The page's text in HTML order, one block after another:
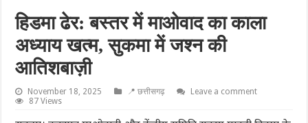
हिडमा ढेर: बस्तर में माओवाद का काला
अध्याय खत्म, सुकमा में जश्न की
आतिशबाज़ी
November 18, 2025 📍 छत्तीसगढ़
Leave a comment
87 Views